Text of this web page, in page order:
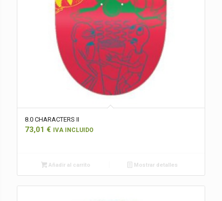
8.0 CHARACTERS II
73,01 € IVA INCLUIDO
Añadir al carrito Mostrar detalles